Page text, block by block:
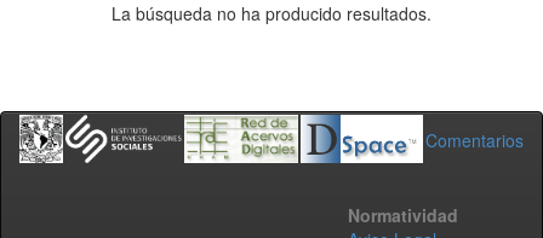
La búsqueda no ha producido resultados.
Comentarios
Normatividad